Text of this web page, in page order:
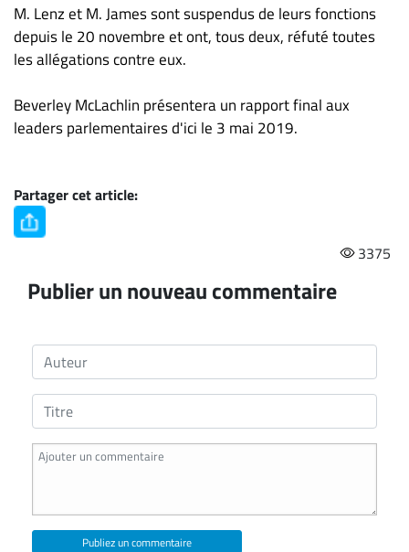
M. Lenz et M. James sont suspendus de leurs fonctions
depuis le 20 novembre et ont, tous deux, réfuté toutes
les allégations contre eux.
Beverley McLachlin présentera un rapport final aux
leaders parlementaires d'ici le 3 mai 2019.
Partager cet article:
3375
Publier un nouveau commentaire
Publiez un commentaire